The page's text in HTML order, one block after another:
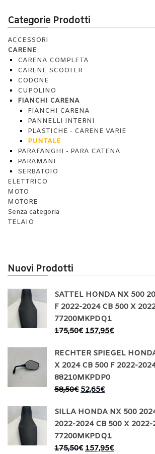
Categorie Prodotti
ACCESSORI
CARENE
CARENA COMPLETA
CARENE SCOOTER
CODONE
CUPOLINO
FIANCHI CARENA
FIANCHI CARENA
PANNELLI INTERNI
PLASTICHE - CARENE VARIE
PUNTALE
PARAFANGHI - PARA CATENA
PARAMANI
SERBATOIO
ELETTRICO
MOTO
MOTORE
Senza categoria
TELAIO
Nuovi Prodotti
SATTEL HONDA NX 500
F 2022-2024 CB 500 X
77200MKPDQ1
175,50€ 157,95€
RECHTER SPIEGEL
X 2024 CB 500 F 2022-
88210MKPDP0
58,50€ 52,65€
SILLA HONDA NX 500
2022-2024 CB 500 X 2022-
77200MKPDQ1
175,50€ 157,95€